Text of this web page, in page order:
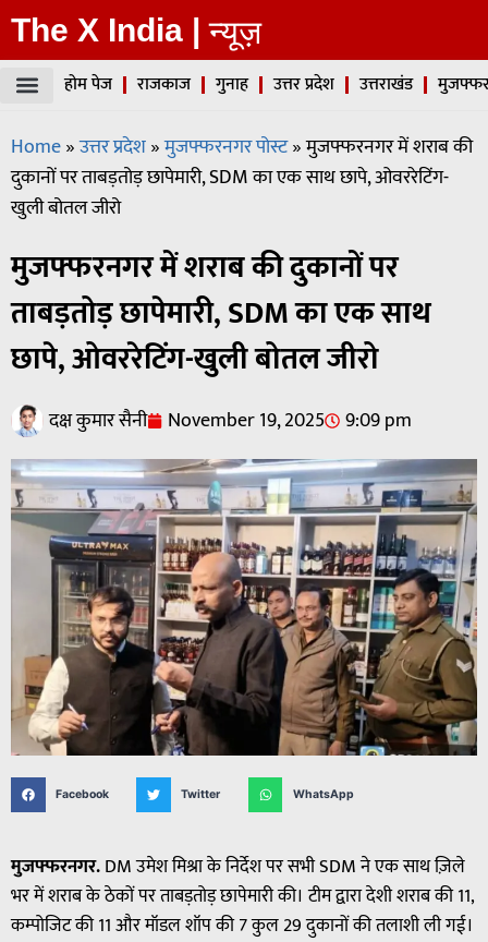
The X India | न्यूज़
होम पेज राजकाज गुनाह उत्तर प्रदेश उत्तराखंड
Home»उत्तर प्रदेश»मुजफ्फरनगर पोस्ट»मुजफ्फरनगर में शराब की
दुकानों पर ताबड़तोड़ छापेमारी, SDM का एक साथ छापे, ओवररेटिंग-
खुली बोतल जीरो
मुजफ्फरनगर में शराब की दुकानों पर
ताबड़तोड़ छापेमारी, SDM का एक साथ
छापे, ओवररेटिंग-खुली बोतल जीरो
दक्ष कुमार सैनी November 19, 2025 9:09 pm
Facebook Twitter WhatsApp
मुजफ्फरनगर.DM उमेश मिश्रा के निर्देश पर सभी SDM ने एक साथ ज़िले
भर में शराब के ठेकों पर ताबड़तोड़ छापेमारी की। टीम द्वारा देशी शराब की 11,
कम्पोजिट की 11 और मॉडल शॉप की 7 कुल 29 दुकानों की तलाशी ली गई।